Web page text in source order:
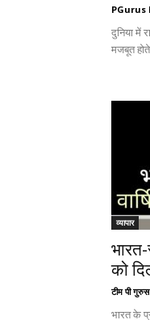
PGurus
दुनिया
मजबूत
व्यापार
को
टीम पी गुरुस
भारत के